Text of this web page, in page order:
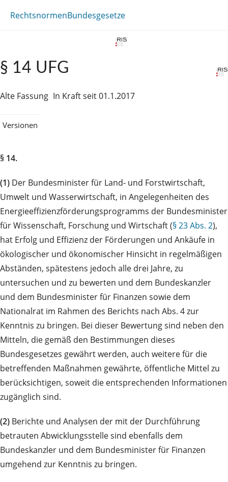
RechtsnormenBundesgesetze
§ 14 UFG
Alte Fassung In Kraft seit 01.1.2017
Versionen
§ 14.
(1) Der Bundesminister für Land- und Forstwirtschaft,
Umwelt und Wasserwirtschaft, in Angelegenheiten des
Energieeffizienzförderungsprogramms der Bundesminister
für Wissenschaft, Forschung und Wirtschaft (§ 23 Abs. 2),
hat Erfolg und Effizienz der Förderungen und Ankäufe in
ökologischer und ökonomischer Hinsicht in regelmäßigen
Abständen, spätestens jedoch alle drei Jahre, zu
untersuchen und zu bewerten und dem Bundeskanzler
und dem Bundesminister für Finanzen sowie dem
Nationalrat im Rahmen des Berichts nach Abs. 4 zur
Kenntnis zu bringen. Bei dieser Bewertung sind neben den
Mitteln, die gemäß den Bestimmungen dieses
Bundesgesetzes gewährt werden, auch weitere für die
betreffenden Maßnahmen gewährte, öffentliche Mittel zu
berücksichtigen, soweit die entsprechenden Informationen
zugänglich sind.
(2) Berichte und Analysen der mit der Durchführung
betrauten Abwicklungsstelle sind ebenfalls dem
Bundeskanzler und dem Bundesminister für Finanzen
umgehend zur Kenntnis zu bringen.